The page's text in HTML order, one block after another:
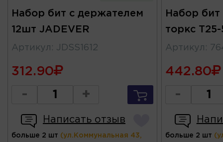
Набор бит с держателем
12шт JADEVER
Артикул : JDSS1612
312.90
- +
Написать отзыв
больше 2 шт (ул.Коммунальная 43,
Набор бит
торкс
Артикул :
442.80
-
больше 2 шт